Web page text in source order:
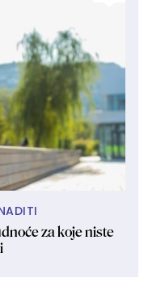
za koje niste